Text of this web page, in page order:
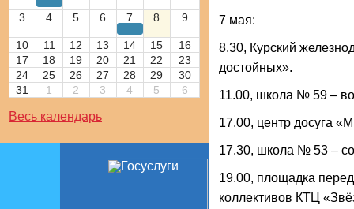
3 4 5 6 7 8 9
10 11 12 13 14 15
16
17
18 19 20 21 22
23
24
25 26 27 28 29
30
31
1 2 3 4 5 6
Весь календарь
7 мая:
8.30, Курский
достойных».
11.00, школа № 59 –
17.00, центр досуга
17.30, школа № 53 –
19.00, площадка
коллективов КТЦ